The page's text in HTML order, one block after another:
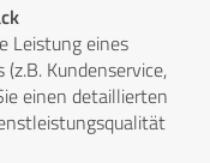
Leistung eines
Kundenservice,
einen detaillierten